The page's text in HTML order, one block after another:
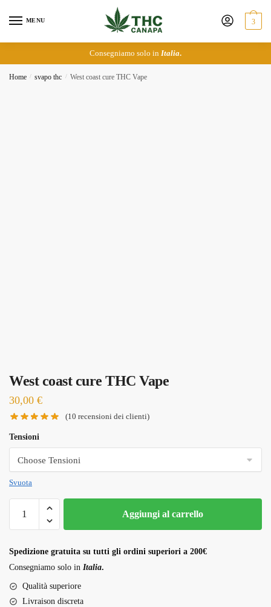
MENU 3
Consegniamo solo in Italia.
Home / svapo thc / West coast cure THC Vape
West coast cure THC Vape
30,00 €
(10 recensioni dei clienti)
Tensioni
Svuota
coast
THC
Vape
Aggiungi al carrello
Spedizione gratuita su tutti gli ordini superiori a 200€
Consegniamo solo in Italia.
Qualità superiore
Livraison discreta